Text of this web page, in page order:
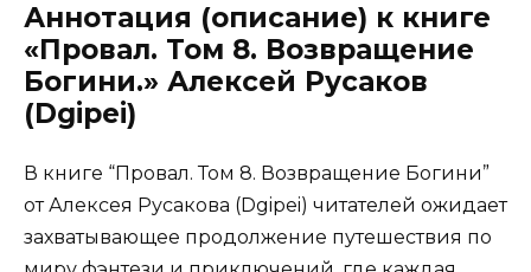
Аннотация (описание) к книге
«Провал. Том 8. Возвращение
Богини.» Алексей Русаков
(Dgipei)
В книге “Провал. Том 8. Возвращение Богини”
от Алексея Русакова (Dgipei) читателей ожидает
захватывающее продолжение путешествия по